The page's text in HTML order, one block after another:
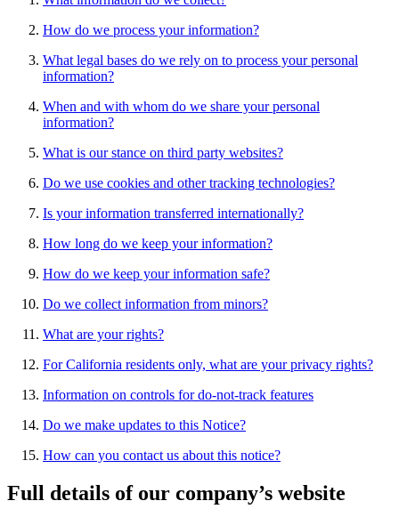
How do we process your information?
What legal bases do we rely on to process your personal
information?
When and with whom do we share your personal
information?
What is our stance on third party websites?
Do we use cookies and other tracking technologies?
Is your information transferred internationally?
How long do we keep your information?
How do we keep your information safe?
Do we collect information from minors?
What are your rights?
For California residents only, what are your privacy rights?
Information on controls for do-not-track features
Do we make updates to this Notice?
How can you contact us about this notice?
Full details of our company’s website